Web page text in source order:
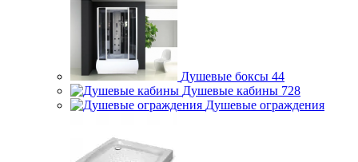
Душевые боксы 44
Душевые кабины 728
Душевые ограждения